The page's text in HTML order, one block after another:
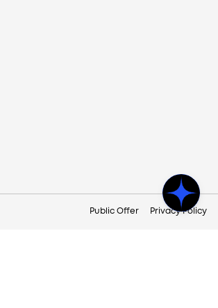
Public Offer Privacy Policy